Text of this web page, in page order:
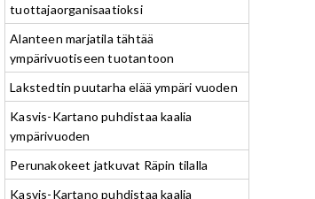
tuottajaorganisaatioksi
Alanteen marjatila tähtää
ympärivuotiseen tuotantoon
Lakstedtin puutarha elää ympäri vuoden
Kasvis-Kartano puhdistaa kaalia
ympärivuoden
Perunakokeet jatkuvat Räpin tilalla
Kasvis-Kartano puhdistaa kaalia